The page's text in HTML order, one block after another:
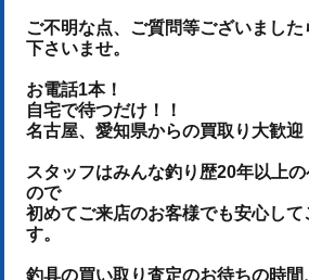
ご不明な点、ご質問等ございまし
下さいませ。
お電話1本！
自宅で待つだけ！！
名古屋、愛知県からの買取り大歓迎
スタッフはみんな釣り歴20年以上
ので
初めてご来店のお客様でも安心して
す。
釣具の買い取り査定のお待ちの時間